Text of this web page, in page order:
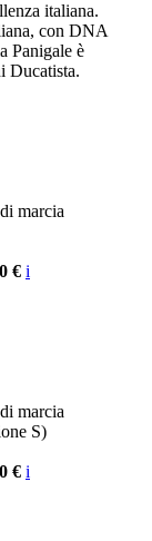
italiana.
con DNA
Panigale è
Ducatista.
marcia
€ i
marcia
S)
€ i